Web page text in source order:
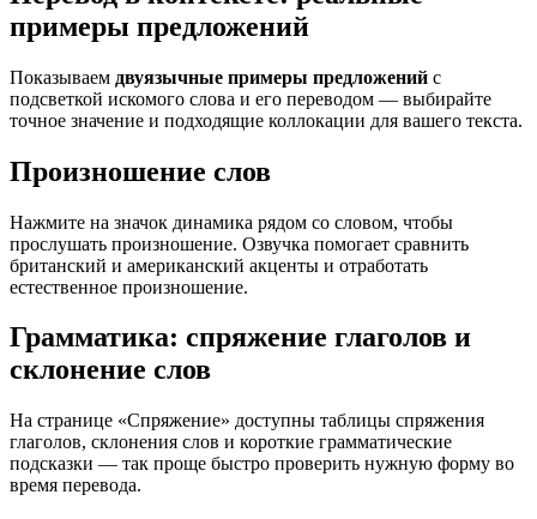
примеры предложений
Показываем двуязычные примеры предложений с
подсветкой искомого слова и его переводом — выбирайте
точное значение и подходящие коллокации для вашего текста.
Произношение слов
Нажмите на значок динамика рядом со словом, чтобы
прослушать произношение. Озвучка помогает сравнить
британский и американский акценты и отработать
естественное произношение.
Грамматика: спряжение глаголов и
склонение слов
На странице «Спряжение» доступны таблицы спряжения
глаголов, склонения слов и короткие грамматические
подсказки — так проще быстро проверить нужную форму во
время перевода.